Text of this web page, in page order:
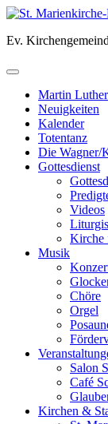
Skip
content
Ev.
Martin
Neuigkeiten
Kalender
Totentanz
Die Wagner/
Gottesdienst
Videos
Kirche
Musik
Chöre
Orgel
Salon
Café
Kirchen &